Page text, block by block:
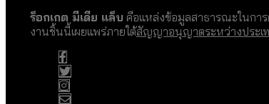
ร็อกเกต มีเดีย แล็บ คือแหล่งข้อมูลสาธารณะในกา
งานชิ้นนี้เผยแพร่ภายใต้สัญญาอนุญาตระหว่างประเ